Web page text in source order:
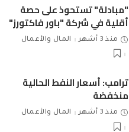
"مبادلة" تستحوذ على حصة
أقلية في شركة "باور فاكتورز"
منذ 3 أشهر المال والأعمال
ترامب: أسعار النفط الحالية
منخفضة
منذ 3 أشهر المال والأعمال